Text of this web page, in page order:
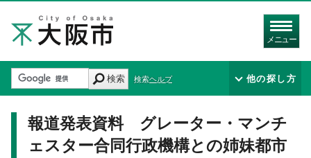
メニュー
検索 検索ヘルプ 他の探し方
報道発表資料 グレーター・マンチ
ェスター合同行政機構との姉妹都市